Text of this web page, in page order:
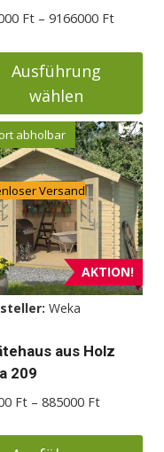
Ft – 9166000 Ft
bis
Ausführung
wählen
AKTION!
abholbar
Versand
Weka
aus Holz
209
Ft – 885000 Ft
bis